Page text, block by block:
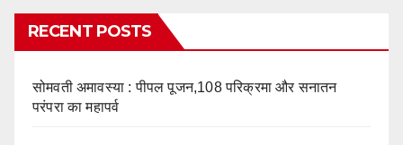
RECENT POSTS
सोमवती अमावस्या : पीपल पूजन,108 परिक्रमा और सनातन
परंपरा का महापर्व